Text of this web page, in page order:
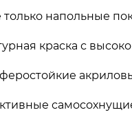
напольные
краска с